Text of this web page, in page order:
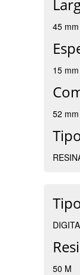
45 mm
15 mm
52 mm
50 M